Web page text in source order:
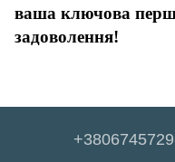
ваша ключова
задоволення!